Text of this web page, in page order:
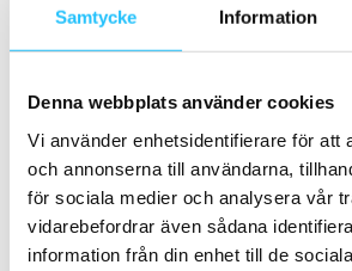
Samtycke Information
Denna webbplats använder cookies
Vi använder enhetsidentifierare för att
och annonserna till användarna,
för sociala medier och analysera vår
vidarebefordrar även sådana
information från din enhet till de
Business
kompaniets nya sportsatsning
invigd
Cykling